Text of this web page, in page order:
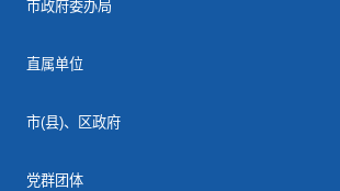
市政府委办局
直属单位
市(县)、区政府
党群团体